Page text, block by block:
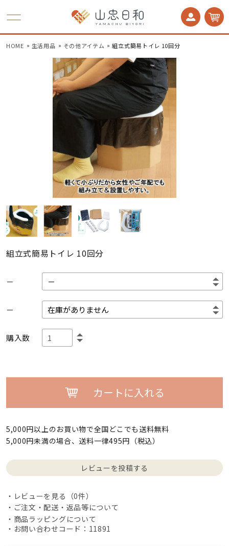
HOME 生活用品 その他アイテム 組立式簡易トイレ 10回分
組立式簡易トイレ 10回分
－
－
購入数
カートに入れる
5,000円以上のお買い物で全国どこでも送料無料
5,000円未満の場合、送料一律495円（税込）
レビューを投稿する
レビューを見る（0件）
ご注文・配送・返品等について
商品ラッピングについて
・お問い合わせコード：11891